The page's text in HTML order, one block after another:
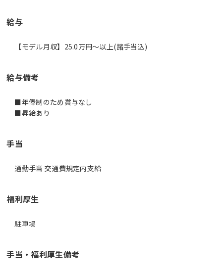
給与
【モデル月収】25.0万円〜以上(諸手当込)
給与備考
■年俸制のため賞与なし
■昇給あり
手当
通勤手当 交通費規定内支給
福利厚生
駐車場
手当・福利厚生備考